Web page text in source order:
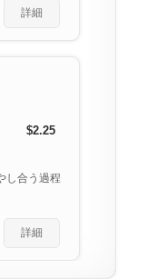
詳細
$2.25
し合う過程
詳細